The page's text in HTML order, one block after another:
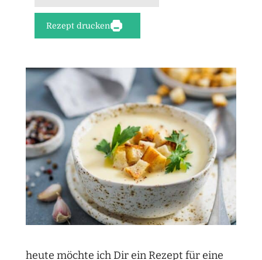
Rezept drucken
heute möchte ich Dir ein Rezept für eine